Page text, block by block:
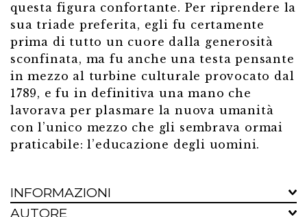
questa figura confortante. Per riprendere la
sua triade preferita, egli fu certamente
prima di tutto un cuore dalla generosità
sconfinata, ma fu anche una testa pensante
in mezzo al turbine culturale provocato dal
1789, e fu in definitiva una mano che
lavorava per plasmare la nuova umanità
con l’unico mezzo che gli sembrava ormai
praticabile: l’educazione degli uomini.
INFORMAZIONI
AUTORE